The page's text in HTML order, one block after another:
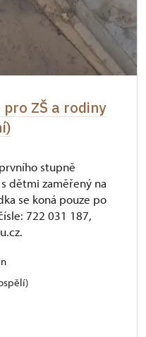
ZŠ a rodiny
stupně
dětmi zaměřený na
se koná pouze po
722 031 187,